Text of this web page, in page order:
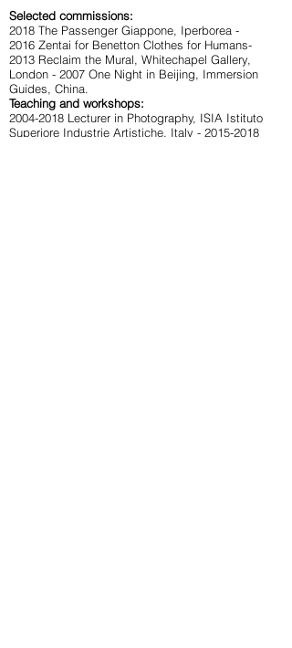
Selected commissions:
2018 The Passenger Giappone, Iperborea -
2016 Zentai for Benetton Clothes for Humans-
2013 Reclaim the Mural, Whitechapel Gallery,
London - 2007 One Night in Beijing, Immersion
Guides, China.
Teaching and workshops:
2004-2018 Lecturer in Photography, ISIA Istituto
Superiore Industrie Artistiche, Italy - 2015-2018